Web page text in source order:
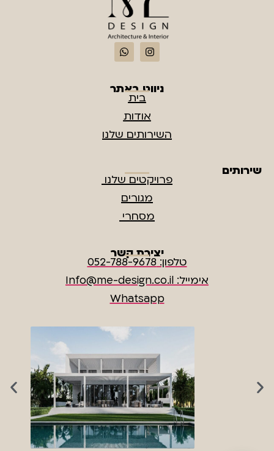
ניווט באתר
בית
אודות
השירותים שלנו
שירותים
פרויקטים שלנו
מגורים
מסחרי
יצירת קשר
טלפון: 052-788-9678
אימייל: Info@me-design.co.il
Whatsapp